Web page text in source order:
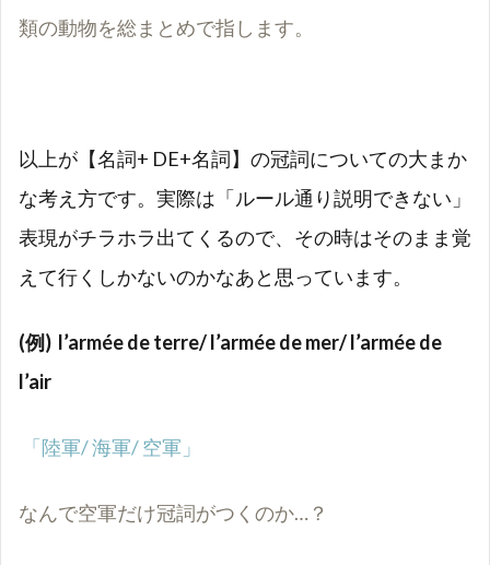
類の動物を総まとめで指します。
以上が【名詞+ DE+名詞】の冠詞についての大まか
な考え方です。実際は「ルール通り説明できない」
表現がチラホラ出てくるので、その時はそのまま覚
えて行くしかないのかなあと思っています。
(例) l’armée de terre/ l’armée de mer/ l’armée de
l’air
「陸軍/ 海軍/ 空軍」
なんで空軍だけ冠詞がつくのか…？